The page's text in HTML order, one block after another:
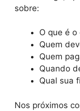
sobre:
O que é
Quem
Quem
Quando
Qual sua
Nos próximos